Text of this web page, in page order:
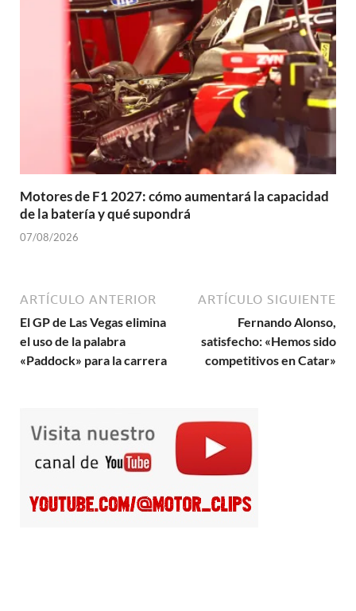
Motores de F1 2027: cómo aumentará la capacidad
de la batería y qué supondrá
07/08/2026
ARTÍCULO ANTERIOR
El GP de Las Vegas elimina
el uso de la palabra
«Paddock» para la carrera
ARTÍCULO SIGUIENTE
Fernando Alonso,
satisfecho: «Hemos sido
competitivos en Catar»